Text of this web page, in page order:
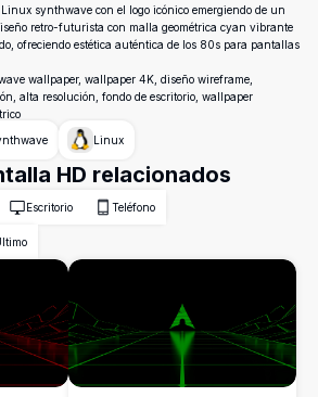
synthwave con el logo icónico emergiendo de un
retro-futurista con malla geométrica cyan vibrante
ofreciendo estética auténtica de los 80s para pantallas
wallpaper, wallpaper 4K, diseño wireframe,
alta resolución, fondo de escritorio, wallpaper
Linux
HD relacionados
Escritorio Teléfono